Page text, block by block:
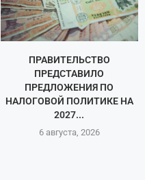
ПРАВИТЕЛЬСТВО
ПРЕДСТАВИЛО
ПРЕДЛОЖЕНИЯ ПО
НАЛОГОВОЙ ПОЛИТИКЕ НА
2027...
6 августа, 2026